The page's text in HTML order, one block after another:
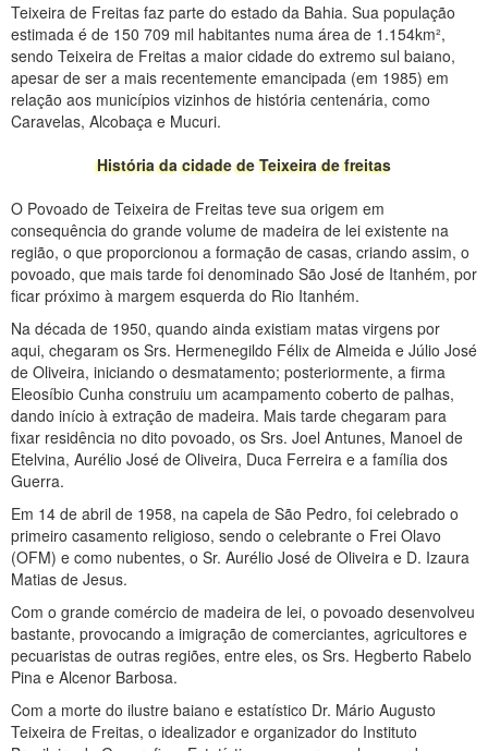
Teixeira de Freitas faz parte do estado da Bahia. Sua população
estimada é de 150 709 mil habitantes numa área de 1.154km²,
sendo Teixeira de Freitas a maior cidade do extremo sul baiano,
apesar de ser a mais recentemente emancipada (em 1985) em
relação aos municípios vizinhos de história centenária, como
Caravelas, Alcobaça e Mucuri.
História da cidade de Teixeira de freitas
O Povoado de Teixeira de Freitas teve sua origem em
consequência do grande volume de madeira de lei existente na
região, o que proporcionou a formação de casas, criando assim, o
povoado, que mais tarde foi denominado São José de Itanhém, por
ficar próximo à margem esquerda do Rio Itanhém.
Na década de 1950, quando ainda existiam matas virgens por
aqui, chegaram os Srs. Hermenegildo Félix de Almeida e Júlio José
de Oliveira, iniciando o desmatamento; posteriormente, a firma
Eleosíbio Cunha construiu um acampamento coberto de palhas,
dando início à extração de madeira. Mais tarde chegaram para
fixar residência no dito povoado, os Srs. Joel Antunes, Manoel de
Etelvina, Aurélio José de Oliveira, Duca Ferreira e a família dos
Guerra.
Em 14 de abril de 1958, na capela de São Pedro, foi celebrado o
primeiro casamento religioso, sendo o celebrante o Frei Olavo
(OFM) e como nubentes, o Sr. Aurélio José de Oliveira e D. Izaura
Matias de Jesus.
Com o grande comércio de madeira de lei, o povoado desenvolveu
bastante, provocando a imigração de comerciantes, agricultores e
pecuaristas de outras regiões, entre eles, os Srs. Hegberto Rabelo
Pina e Alcenor Barbosa.
Com a morte do ilustre baiano e estatístico Dr. Mário Augusto
Teixeira de Freitas, o idealizador e organizador do Instituto